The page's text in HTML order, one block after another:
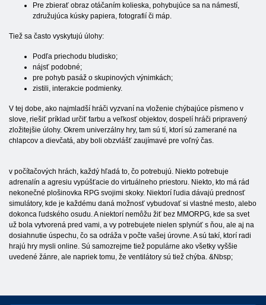
Pre zbierať obraz otáčaním kolieska, pohybujúce sa na námestí,
združujúca kúsky papiera, fotografií či máp.
Tiež sa často vyskytujú úlohy:
Podľa priechodu bludisko;
nájsť podobné;
pre pohyb pasáž o skupinových výnimkách;
zistili, interakcie podmienky.
V tej dobe, ako najmladší hráči vyzvaní na vloženie chýbajúce písmeno v
slove, riešiť príklad určiť farbu a veľkosť objektov, dospelí hráči pripravený
zložitejšie úlohy. Okrem univerzálny hry, tam sú tí, ktorí sú zamerané na
chlapcov a dievčatá, aby boli obzvlášť zaujímavé pre voľný čas.
v počítačových hrách, každý hľadá to, čo potrebujú. Niekto potrebuje
adrenalín a agresiu vypúšťacie do virtuálneho priestoru. Niekto, kto má rád
nekonečné plošinovka RPG svojimi skoky. Niektorí ľudia dávajú prednosť
simulátory, kde je každému daná možnosť vybudovať si vlastné mesto, alebo
dokonca ľudského osudu. A niektorí nemôžu žiť bez MMORPG, kde sa svet
už bola vytvorená pred vami, a vy potrebujete nielen splynúť s ňou, ale aj na
dosiahnutie úspechu, čo sa odráža v počte vašej úrovne. A sú takí, ktorí radi
hrajú hry mysli online. Sú samozrejme tiež populárne ako všetky vyššie
uvedené žánre, ale napriek tomu, že ventilátory sú tiež chýba. &Nbsp;